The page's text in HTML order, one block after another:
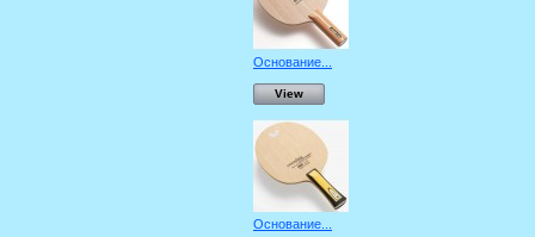
Основание...
View
Основание...